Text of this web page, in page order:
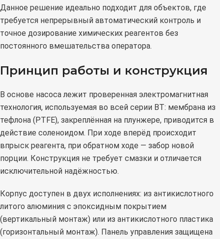
Данное решение идеально подходит для объектов, где
требуется непрерывный автоматический контроль и
точное дозирование химических реагентов без
постоянного вмешательства оператора.
Принцип работы и конструкция
В основе насоса лежит проверенная электромагнитная
технология, используемая во всей серии BT: мембрана из
тефлона (PTFE), закреплённая на плунжере, приводится в
действие соленоидом. При ходе вперёд происходит
впрыск реагента, при обратном ходе — забор новой
порции. Конструкция не требует смазки и отличается
исключительной надёжностью.
Корпус доступен в двух исполнениях: из антикислотного
литого алюминия с эпоксидным покрытием
(вертикальный монтаж) или из антикислотного пластика
(горизонтальный монтаж). Панель управления защищена